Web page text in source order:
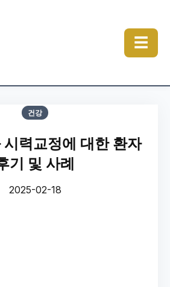
☰
건강
시력교정에 대한 환자
기 및 사례
2025-02-18